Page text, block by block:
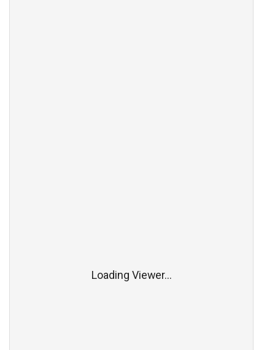
Loading Viewer...